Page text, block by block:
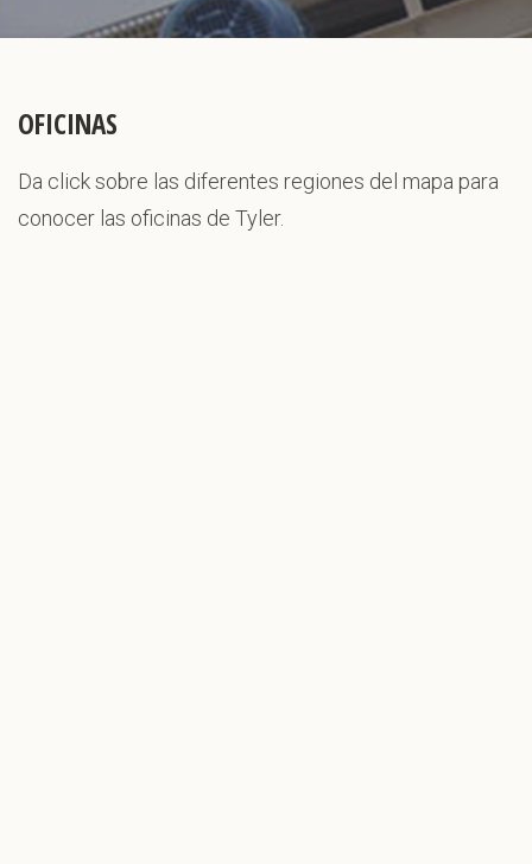
OFICINAS
Da click sobre las diferentes regiones del mapa para
conocer las oficinas de Tyler.